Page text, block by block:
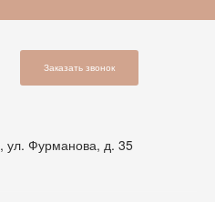
Заказать звонок
ул. Фурманова, д. 35